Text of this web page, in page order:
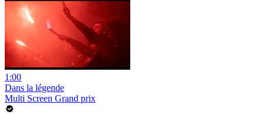
1:00
Dans la légende
Multi Screen Grand prix